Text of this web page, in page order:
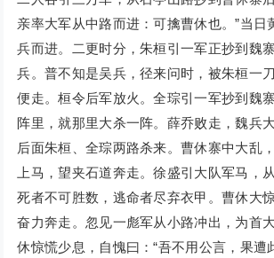
亲率大军从中路而进：可擒曹休也。”当日
兵而进。二更时分，朱桓引一军正抄到魏
兵。普不知是吴兵，径来问时，被朱桓一
便走。桓令后军放火。全琮引一军抄到魏
阵里，就那里大杀一阵。薛乔败走，魏兵
后面朱桓、全琮两路杀来。曹休寨中大乱
上马，望夹石道奔走。徐盛引大队军马，
死者不可胜数，逃命者尽弃衣甲。曹休大
奋力奔走。忽见一彪军从小路冲出，为首
休惊慌少息，自愧曰：“吾不用公言，果遭